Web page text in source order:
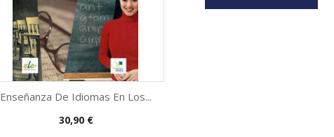
Vista rápida
Enseñanza De Idiomas En Los...
Precio
30,90 €